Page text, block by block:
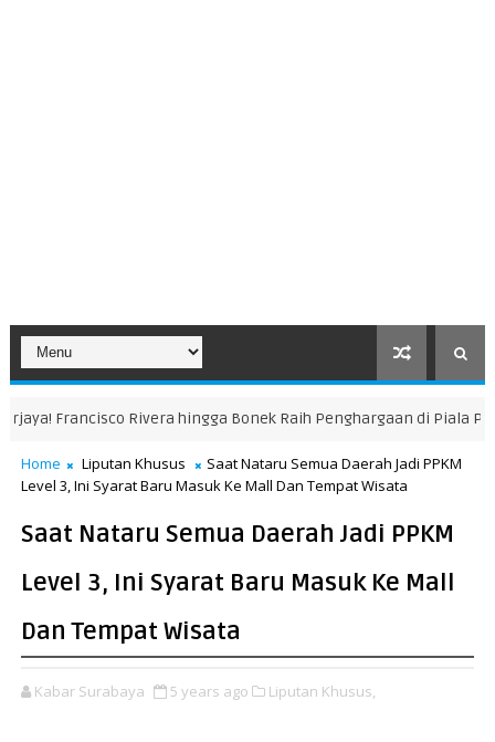
hingga Bonek Raih Penghargaan di Piala Presiden 2026
Home Liputan Khusus
Saat Nataru Semua Daerah Jadi PPKM
Level 3, Ini Syarat Baru Masuk Ke Mall Dan Tempat Wisata
Saat Nataru Semua Daerah Jadi PPKM
Level 3, Ini Syarat Baru Masuk Ke Mall
Dan Tempat Wisata
Kabar Surabaya 5 years ago Liputan Khusus,